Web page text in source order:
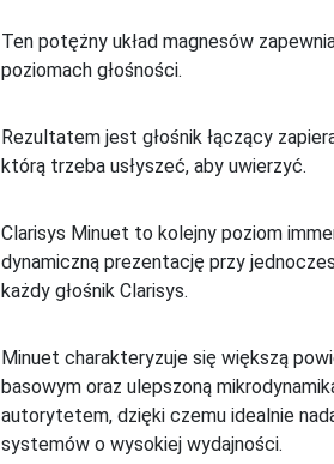
Ten potężny układ magnesów
poziomach głośności.
Rezultatem jest głośnik łączący
którą trzeba usłyszeć, aby uwierzyć.
Clarisys Minuet to kolejny poziom
dynamiczną prezentację przy
każdy głośnik Clarisys.
Minuet charakteryzuje się większą
basowym oraz ulepszoną
autorytetem, dzięki czemu idealnie
systemów o wysokiej wydajności.